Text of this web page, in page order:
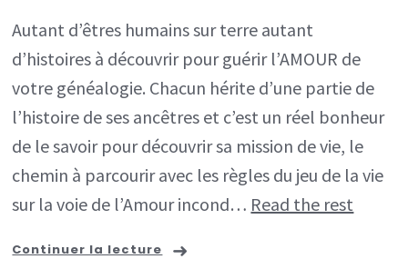
vie…
Autant d’êtres humains sur terre autant
d’histoires à découvrir pour guérir l’AMOUR de
votre généalogie. Chacun hérite d’une partie de
l’histoire de ses ancêtres et c’est un réel bonheur
de le savoir pour découvrir sa mission de vie, le
chemin à parcourir avec les règles du jeu de la vie
sur la voie de l’Amour incond… Read the rest
Continuer la lecture